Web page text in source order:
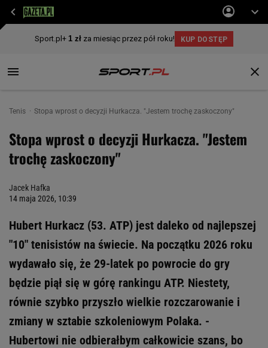
Tenis Stopa wprost o decyzji Hurkacza. "Jestem trochę zaskoczony"
Stopa wprost o decyzji Hurkacza. "Jestem
trochę zaskoczony"
Jacek Hafka
14 maja 2026, 10:39
Hubert Hurkacz (53. ATP) jest daleko od najlepszej
"10" tenisistów na świecie. Na początku 2026 roku
wydawało się, że 29-latek po powrocie do gry
będzie piął się w górę rankingu ATP. Niestety,
równie szybko przyszło wielkie rozczarowanie i
zmiany w sztabie szkoleniowym Polaka. -
Hubertowi nie odbierałbym całkowicie szans, bo